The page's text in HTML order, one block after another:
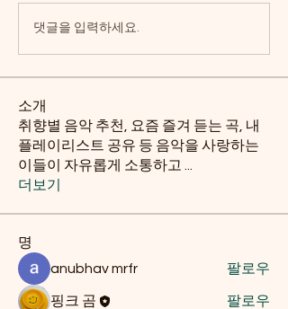
댓글을 입력하세요.
소개
취향별 음악 추천, 요즘 즐겨 듣는 곡, 내
플레이리스트 공유 등 음악을 사랑하는
이들이 자유롭게 소통하고
더보기
명
anubhav mrfr 팔로우
핑크 곰
팔로우